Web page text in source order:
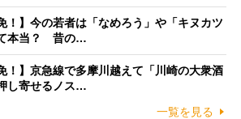
！】今の若者は「なめろう」や「キヌカツ
本当？ 昔の…
！】京急線で多摩川越えて「川崎の大衆酒
し寄せるノス…
一覧を見る